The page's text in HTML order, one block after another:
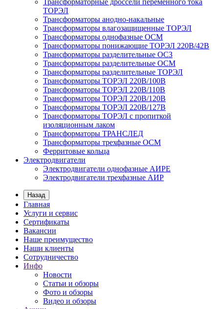
Трансформаторные дроссели переменного тока
ТОРЭЛ
Трансформаторы анодно-накальные
Трансформаторы влагозащищенные ТОРЭЛ
Трансформаторы однофазные ОСМ
Трансформаторы понижающие ТОРЭЛ 220В/42В
Трансформаторы разделительные ОСЗ
Трансформаторы разделительные ОСМ
Трансформаторы разделительные ТОРЭЛ
Трансформаторы ТОРЭЛ 220В/100В
Трансформаторы ТОРЭЛ 220В/110В
Трансформаторы ТОРЭЛ 220В/120В
Трансформаторы ТОРЭЛ 220В/127В
Трансформаторы ТОРЭЛ с пропиткой
изоляционным лаком
Трансформаторы ТРАНСЛЕД
Трансформаторы трехфазные ОСМ
Ферритовые кольца
Электродвигатели
Электродвигатели однофазные АИРЕ
Электродвигатели трехфазные АИР
Назад
Главная
Услуги и сервис
Сертификаты
Вакансии
Наше преимущество
Наши клиенты
Сотрудничество
Инфо
Новости
Статьи и обзоры
Фото и обзоры
Видео и обзоры